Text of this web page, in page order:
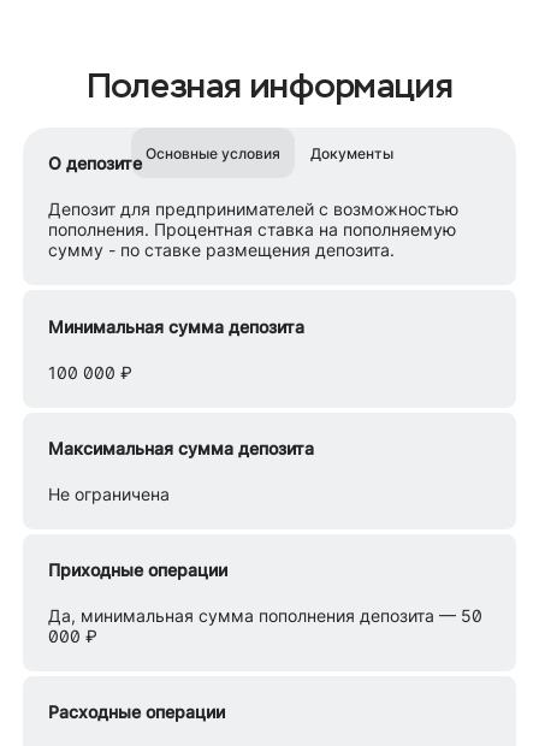
Полезная информация
Основные условия Документы
О депозите
Депозит для предпринимателей с возможностью
пополнения. Процентная ставка на пополняемую
сумму - по ставке размещения депозита.
Минимальная сумма депозита
100 000 ₽
Максимальная сумма депозита
Не ограничена
Приходные операции
Да, минимальная сумма пополнения депозита — 50
000 ₽
Расходные операции